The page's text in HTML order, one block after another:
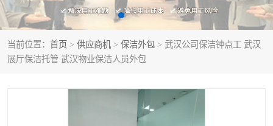
当前位置： 首页 > 供应商机 > 保洁外包 > 武汉公司保洁钟点工 武汉
展厅保洁托管 武汉物业保洁人员外包